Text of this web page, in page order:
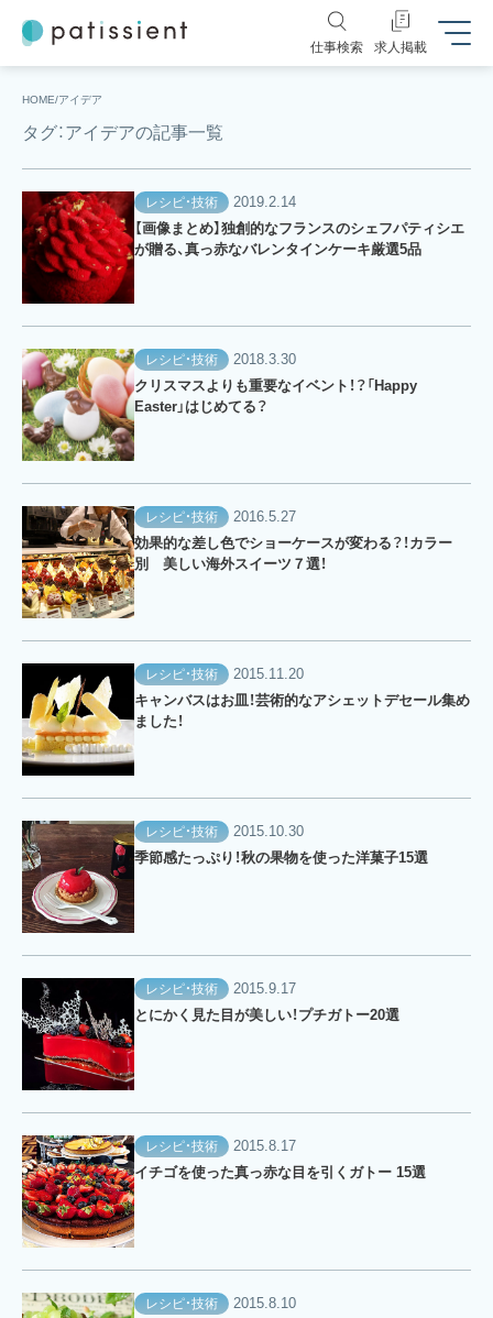
仕事検索 求人掲載
HOME アイデア
タグ：アイデアの記事一覧
レシピ・技術
2019.2.14
【画像まとめ】独創的なフランスのシェフパティシエ
が贈る、真っ赤なバレンタインケーキ厳選5品
レシピ・技術
2018.3.30
クリスマスよりも重要なイベント！？「Happy
Easter」はじめてる？
レシピ・技術
2016.5.27
効果的な差し色でショーケースが変わる？！カラー
別 美しい海外スイーツ７選！
レシピ・技術
2015.11.20
キャンバスはお皿！芸術的なアシェットデセール集め
ました！
レシピ・技術
2015.10.30
季節感たっぷり！秋の果物を使った洋菓子15選
レシピ・技術
2015.9.17
とにかく見た目が美しい！プチガトー20選
レシピ・技術
2015.8.17
イチゴを使った真っ赤な目を引くガトー 15選
レシピ・技術
2015.8.10